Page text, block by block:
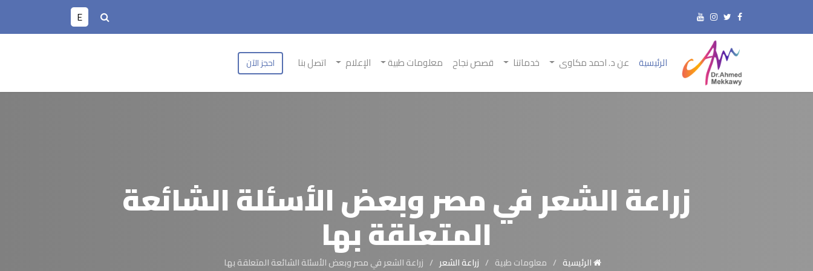
E
الرئيسية عن د. احمد مكاوى خدماتنا قصص نجاح معلومات طبية الإعلام اتصل بنا احجز الآن
زراعة الشعر في مصر وبعض الأسئلة الشائعة
المتعلقة بها
الرئيسية معلومات طبية زراعة الشعر زراعة الشعر في مصر وبعض الأسئلة الشائعة المتعلقة بها